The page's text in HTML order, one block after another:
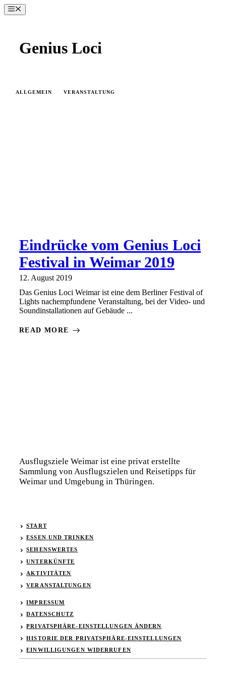
Zum
Inhalt
Menü
Genius Loci
ALLGEMEIN VERANSTALTUNG
Eindrücke vom Genius Loci
Festival in Weimar 2019
12. August 2019
Das Genius Loci Weimar ist eine dem Berliner Festival of
Lights nachempfundene Veranstaltung, bei der Video- und
Soundinstallationen auf Gebäude ...
READ MORE
Ausflugsziele Weimar ist eine privat erstellte
Sammlung von Ausflugszielen und Reisetipps für
Weimar und Umgebung in Thüringen.
START
ESSEN UND TRINKEN
SEHENSWERTES
UNTERKÜNFTE
AKTIVITÄTEN
VERANSTALTUNGEN
IMPRESSUM
DATENSCHUTZ
PRIVATSPHÄRE-EINSTELLUNGEN ÄNDERN
HISTORIE DER PRIVATSPHÄRE-EINSTELLUNGEN
EINWILLIGUNGEN WIDERRUFEN